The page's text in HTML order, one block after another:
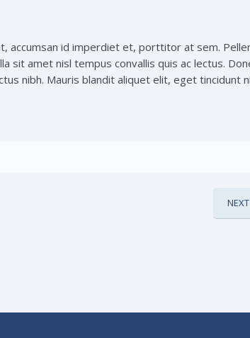
accumsan id imperdiet et, porttitor at sem.
sit amet nisl tempus convallis quis ac lectus.
nibh. Mauris blandit aliquet elit, eget tincidunt